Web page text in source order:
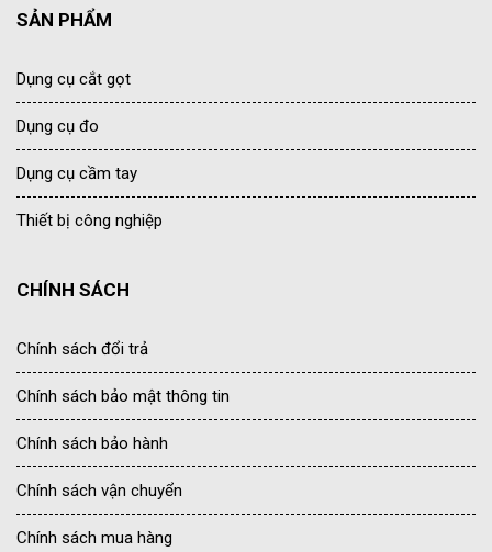
SẢN PHẨM
Dụng cụ cắt gọt
Dụng cụ đo
Dụng cụ cầm tay
Thiết bị công nghiệp
CHÍNH SÁCH
Chính sách đổi trả
Chính sách bảo mật thông tin
Chính sách bảo hành
Chính sách vận chuyển
Chính sách mua hàng